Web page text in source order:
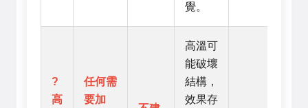
覺。
?
高
任何需
要加
高溫可
能破壞
結構，
效果存